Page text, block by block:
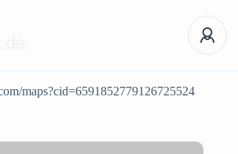
maps?cid=6591852779126725524